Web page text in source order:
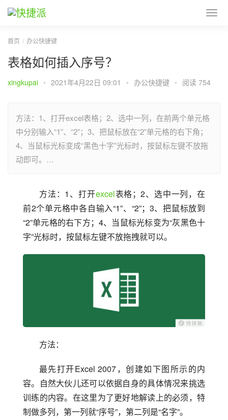
首页 办公快捷键
表格如何插入序号？
xingkupai • 2021年4月22日 09:01 • 办公快捷键 • 阅读 754
方法：1、打开excel表格；2、选中一列，在前两个单元格
中分别输入“1”、“2”；3、把鼠标放在“2”单元格的右下角；
4、当鼠标光标变成“黑色十字”光标时，按鼠标左键不放拖
动即可。…
方法：1、打开excel表格；2、选中一列，在
前2个单元格中各自输入“1”、“2”；3、把鼠标放到
“2”单元格的右下方；4、当鼠标光标变为“灰黑色十
字”光标时，按鼠标左键不放拖拽就可以。
方法：
最先打开Excel 2007，创建如下图所示的内
容。自然大伙儿还可以依据自身的具体情况来挑选
训练的内容。在这里为了更好地解读上的必须，特
制做多列，第一列就“序号”，第二列是“名字”。